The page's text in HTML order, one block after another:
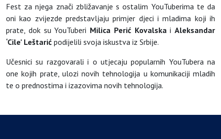
Fest za njega znači zbližavanje s ostalim YouTuberima te da
oni kao zvijezde predstavljaju primjer djeci i mladima koji ih
prate, dok su YouTuberi Milica Perić Kovalska i Aleksandar
‘Cile’ Leštarić podijelili svoja iskustva iz Srbije.
Učesnici su razgovarali i o utjecaju popularnih YouTubera na
one kojih prate, ulozi novih tehnologija u komunikaciji mladih
te o prednostima i izazovima novih tehnologija.